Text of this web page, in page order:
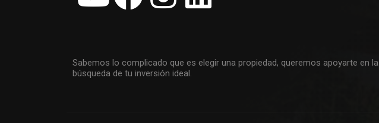
Sabemos lo complicado que es elegir una propiedad, queremos apoyarte en la
búsqueda de tu inversión ideal.